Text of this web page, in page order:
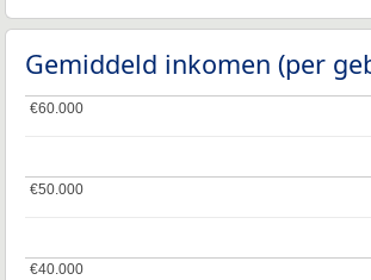
Gemiddeld inkomen (per
€40.000
€40.000
€50.000
€50.000
€60.000
€60.000